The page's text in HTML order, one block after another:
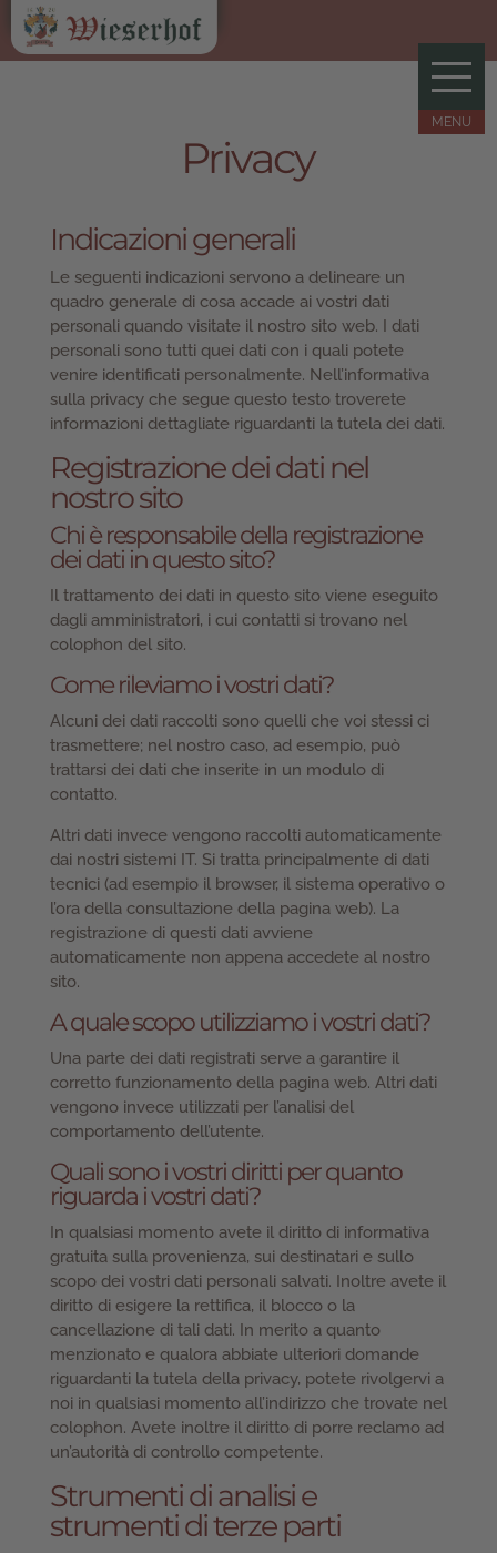
Privacy
Indicazioni generali
Le seguenti indicazioni servono a delineare un
quadro generale di cosa accade ai vostri dati
personali quando visitate il nostro sito web. I dati
personali sono tutti quei dati con i quali potete
venire identificati personalmente. Nell’informativa
sulla privacy che segue questo testo troverete
informazioni dettagliate riguardanti la tutela dei dati.
Registrazione dei dati nel
nostro sito
Chi è responsabile della registrazione
dei dati in questo sito?
Il trattamento dei dati in questo sito viene eseguito
dagli amministratori, i cui contatti si trovano nel
colophon del sito.
Come rileviamo i vostri dati?
Alcuni dei dati raccolti sono quelli che voi stessi ci
trasmettere; nel nostro caso, ad esempio, può
trattarsi dei dati che inserite in un modulo di
contatto.
Altri dati invece vengono raccolti automaticamente
dai nostri sistemi IT. Si tratta principalmente di dati
tecnici (ad esempio il browser, il sistema operativo o
l’ora della consultazione della pagina web). La
registrazione di questi dati avviene
automaticamente non appena accedete al nostro
sito.
A quale scopo utilizziamo i vostri dati?
Una parte dei dati registrati serve a garantire il
corretto funzionamento della pagina web. Altri dati
vengono invece utilizzati per l’analisi del
comportamento dell’utente.
Quali sono i vostri diritti per quanto
riguarda i vostri dati?
In qualsiasi momento avete il diritto di informativa
gratuita sulla provenienza, sui destinatari e sullo
scopo dei vostri dati personali salvati. Inoltre avete il
diritto di esigere la rettifica, il blocco o la
cancellazione di tali dati. In merito a quanto
menzionato e qualora abbiate ulteriori domande
riguardanti la tutela della privacy, potete rivolgervi a
noi in qualsiasi momento all’indirizzo che trovate nel
colophon. Avete inoltre il diritto di porre reclamo ad
un’autorità di controllo competente.
Strumenti di analisi e
strumenti di terze parti